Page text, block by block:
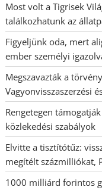
Most volt a Tigrisek
találkozhatunk az
Figyeljünk oda, mert
ember személyi
Megszavazták a
Vagyonvisszaszerzési
Rengetegen
közlekedési szabályok
Elvitte a tisztítótűz:
megítélt százmilliókat,
1000 milliárd forintos